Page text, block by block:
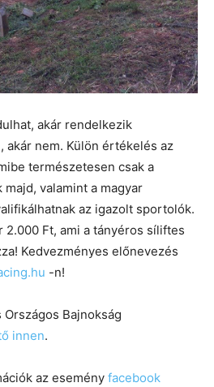
akár rendelkezik
nem. Külön értékelés az
természetesen csak a
valamint a magyar
az igazolt sportolók.
2.000 Ft, ami a tányéros síliftes
Kedvezményes előnevezés
-n!
Bajnokság
innen.
az esemény facebook